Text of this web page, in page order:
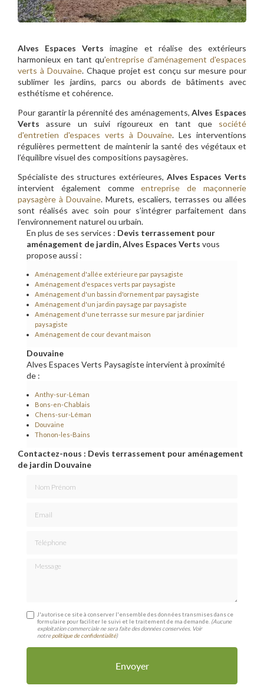
Alves Espaces Verts imagine et réalise des extérieurs
harmonieux en tant qu’entreprise d'aménagement d'espaces
verts à Douvaine. Chaque projet est conçu sur mesure pour
sublimer les jardins, parcs ou abords de bâtiments avec
esthétisme et cohérence.
Pour garantir la pérennité des aménagements,Alves Espaces
Verts assure un suivi rigoureux en tant que société
d'entretien d'espaces verts à Douvaine. Les interventions
régulières permettent de maintenir la santé des végétaux et
l’équilibre visuel des compositions paysagères.
Spécialiste des structures extérieures, Alves Espaces Verts
intervient également commeentreprise de maçonnerie
paysagère à Douvaine. Murets, escaliers, terrasses ou allées
sont réalisés avec soin pour s’intégrer parfaitement dans
l’environnement naturel ou urbain.
En plus de ses services : Devis terrassement pour
aménagement de jardin, Alves Espaces Verts vous
propose aussi :
Aménagement d'allée extérieure par paysagiste
Aménagement d'espaces verts par paysagiste
Aménagement d'un bassin d'ornement par paysagiste
Aménagement d'un jardin paysage par paysagiste
Aménagement d'une terrasse sur mesure par jardinier
paysagiste
Aménagement de cour devant maison
Douvaine
Alves Espaces Verts Paysagiste intervient à proximité
de :
Anthy-sur-Léman
Bons-en-Chablais
Chens-sur-Léman
Douvaine
Thonon-les-Bains
Contactez-nous : Devis terrassement pour aménagement
de jardin Douvaine
Message
J'autorise ce site à conserver l'ensemble des données transmises dans ce
formulaire pour faciliter le suivi et le traitement de ma demande. (Aucune
exploitation commerciale ne sera faite des données conservées. Voir
notrepolitique de confidentialité)